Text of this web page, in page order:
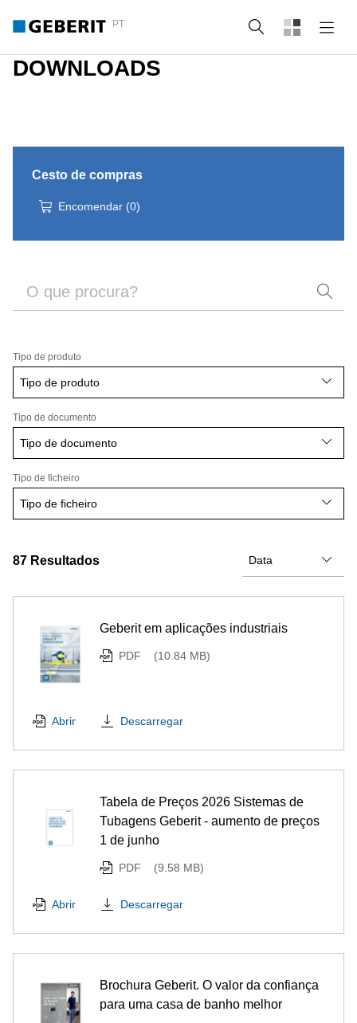
PT Pesquisa
DOWNLOADS
Cesto de compras
Encomendar (0)
Tipo de produto
Tipo de produto
Tipo de documento
Tipo de documento
Tipo de ficheiro
Tipo de ficheiro
87 Resultados
Geberit em aplicações industriais
PDF (10.84 MB)
Abrir Descarregar
Tabela de Preços 2026 Sistemas de
Tubagens Geberit - aumento de preços
1 de junho
PDF (9.58 MB)
Abrir Descarregar
Brochura Geberit. O valor da confiança
para uma casa de banho melhor